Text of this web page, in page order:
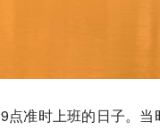
准时上班的日子。当